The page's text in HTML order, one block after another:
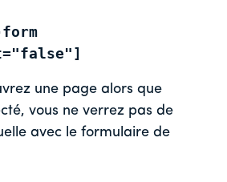
une page alors que
vous ne verrez pas de
avec le formulaire de